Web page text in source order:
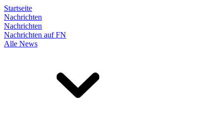
Startseite
Nachrichten
Nachrichten
Nachrichten auf FN
Alle News